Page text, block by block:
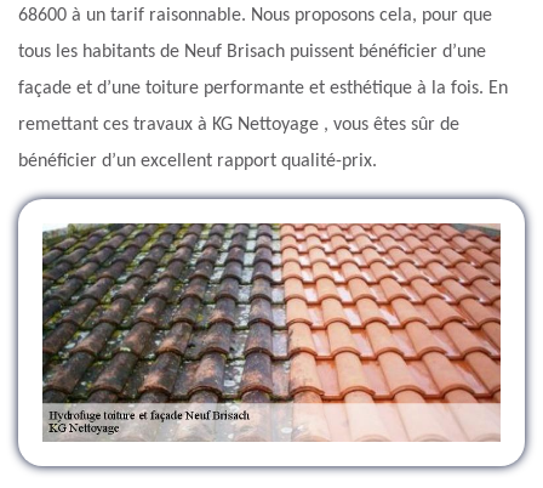
68600 à un tarif raisonnable. Nous proposons cela, pour que
tous les habitants de Neuf Brisach puissent bénéficier d’une
façade et d’une toiture performante et esthétique à la fois. En
remettant ces travaux à KG Nettoyage , vous êtes sûr de
bénéficier d’un excellent rapport qualité-prix.